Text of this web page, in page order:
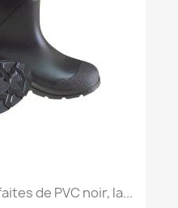
de PVC noir, la...